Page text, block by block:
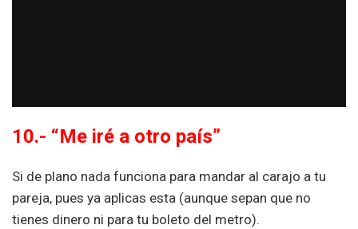
10.- “Me iré a otro país”
Si de plano nada funciona para mandar al carajo a tu
pareja, pues ya aplicas esta (aunque sepan que no
tienes dinero ni para tu boleto del metro).